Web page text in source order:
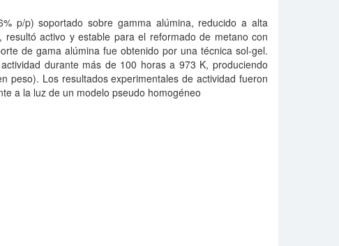
p/p) soportado sobre gamma alúmina, reducido a alta
resultó activo y estable para el reformado de metano con
de gama alúmina fue obtenido por una técnica sol-gel.
durante más de 100 horas a 973 K, produciendo
peso). Los resultados experimentales de actividad fueron
a la luz de un modelo pseudo homogéneo